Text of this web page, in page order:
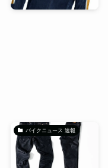
バイクニュース 速報